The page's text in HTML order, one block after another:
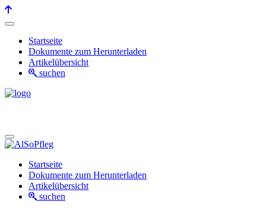
Startseite
Dokumente zum Herunterladen
Artikelübersicht
suchen
Startseite
Dokumente zum Herunterladen
Artikelübersicht
suchen